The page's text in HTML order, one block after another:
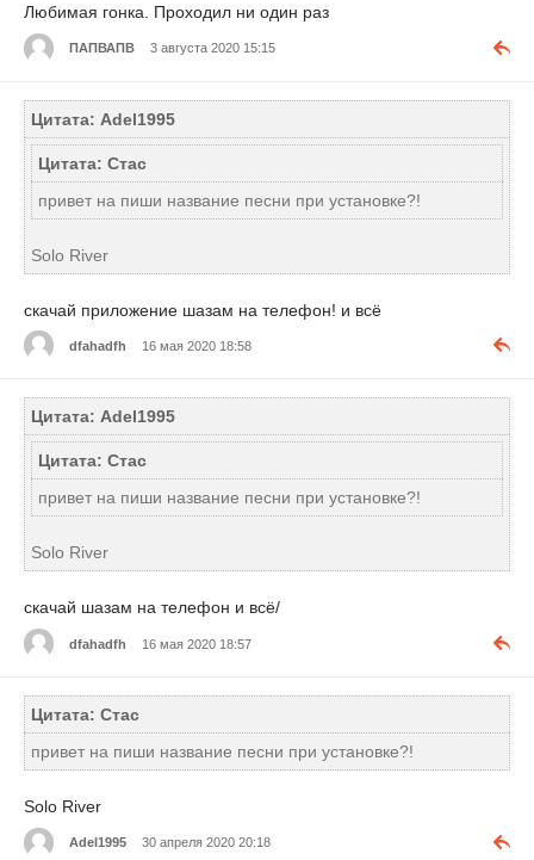
Любимая гонка. Проходил ни один раз
ПАПВАПВ 3 августа 2020 15:15
Цитата: Adel1995
Цитата: Стас
привет на пиши название песни при установке?!
Solo River
скачай приложение шазам на телефон! и всё
dfahadfh 16 мая 2020 18:58
Цитата: Adel1995
Цитата: Стас
привет на пиши название песни при установке?!
Solo River
скачай шазам на телефон и всё/
dfahadfh 16 мая 2020 18:57
Цитата: Стас
привет на пиши название песни при установке?!
Solo River
Adel1995 30 апреля 2020 20:18